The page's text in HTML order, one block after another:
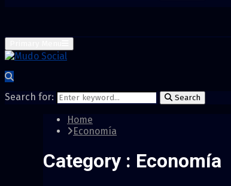
Search for: Search
Home
Economía
Category : Economía